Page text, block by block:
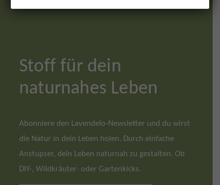
Stoff für dein
naturnahes Leben
Abonniere den Lavendelo-Newsletter und du wirst
die Natur in dein Leben holen. Durch einfache
Anstupser, dein Leben naturnah zu gestalten. Ob
DIY-, Wildkräuter- oder Gartenkicks.